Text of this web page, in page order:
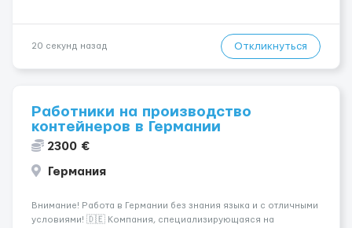
20 секунд назад Откликнуться
Работники на производство
контейнеров в Германии
2300 €
Германия
Внимание! Работа в Германии без знания языка и с отличными
условиями! 🇩🇪 Компания, специализирующаяся на